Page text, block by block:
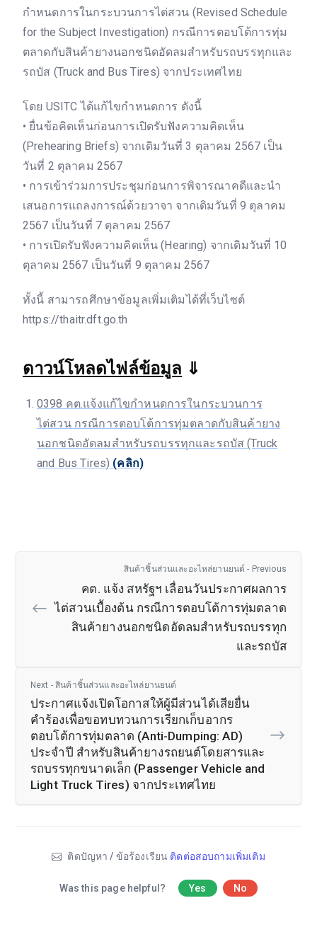
กำหนดการในกระบวนการไต่สวน (Revised Schedule
for the Subject Investigation) กรณีการตอบโต้การทุ่ม
ตลาดกับสินค้ายางนอกชนิดอัดลมสำหรับรถบรรทุกและ
รถบัส (Truck and Bus Tires) จากประเทศไทย
โดย USITC ได้แก้ไขกำหนดการ ดังนี้
• ยื่นข้อคิดเห็นก่อนการเปิดรับฟังความคิดเห็น
(Prehearing Briefs) จากเดิมวันที่ 3 ตุลาคม 2567 เป็น
วันที่ 2 ตุลาคม 2567
• การเข้าร่วมการประชุมก่อนการพิจารณาคดีและนำ
เสนอการแถลงการณ์ด้วยวาจา จากเดิมวันที่ 9 ตุลาคม
2567 เป็นวันที่ 7 ตุลาคม 2567
• การเปิดรับฟังความคิดเห็น (Hearing) จากเดิมวันที่ 10
ตุลาคม 2567 เป็นวันที่ 9 ตุลาคม 2567
ทั้งนี้ สามารถศึกษาข้อมูลเพิ่มเติมได้ที่เว็บไซต์
https://thaitr.dft.go.th
ดาวน์โหลดไฟล์ข้อมูล ⇓
0398 คต.แจ้งแก้ไขกำหนดการในกระบวนการ
ไต่สวน กรณีการตอบโต้การทุ่มตลาดกับสินค้ายาง
นอกชนิดอัดลมสำหรับรถบรรทุกและรถบัส (Truck
and Bus Tires) (คลิก)
สินค้าชิ้นส่วนและอะไหล่ยานยนต์ - Previous
คต. แจ้ง สหรัฐฯ เลื่อนวันประกาศผลการ
ไต่สวนเบื้องต้น กรณีการตอบโต้การทุ่มตลาด
สินค้ายางนอกชนิดอัดลมสำหรับรถบรรทุก
และรถบัส
Next - สินค้าชิ้นส่วนและอะไหล่ยานยนต์
ประกาศแจ้งเปิดโอกาสให้ผู้มีส่วนได้เสียยื่น
คำร้องเพื่อขอทบทวนการเรียกเก็บอากร
ตอบโต้การทุ่มตลาด (Anti-Dumping: AD)
ประจำปี สำหรับสินค้ายางรถยนต์โดยสารและ
รถบรรทุกขนาดเล็ก (Passenger Vehicle and
Light Truck Tires) จากประเทศไทย
ติดปัญหา / ข้อร้องเรียน ติดต่อสอบถามเพิ่มเติม
Was this page helpful? Yes No